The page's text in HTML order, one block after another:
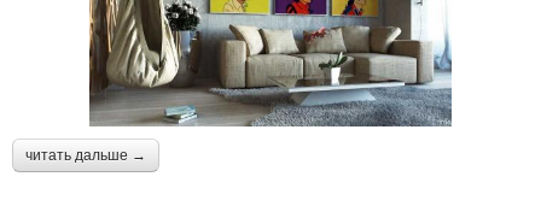
читать дальше →